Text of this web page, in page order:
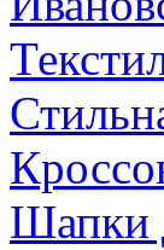
Шапки